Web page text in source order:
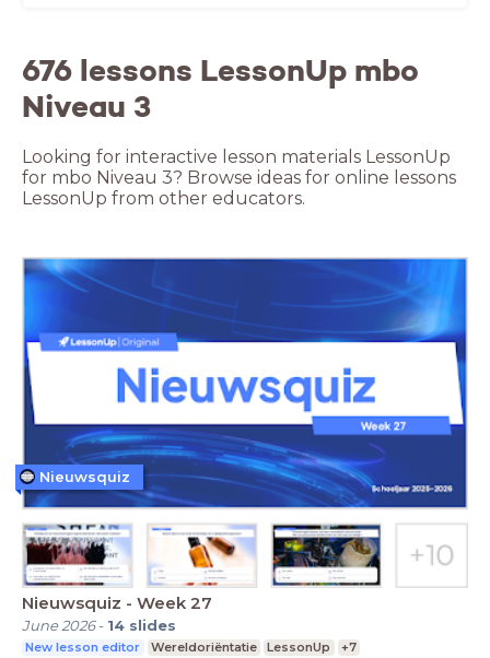
676 lessons LessonUp mbo
Niveau 3
Looking for interactive lesson materials LessonUp
for mbo Niveau 3? Browse ideas for online lessons
LessonUp from other educators.
Nieuwsquiz - Week 27
June 2026- 14 slides
New lesson editor Wereldoriëntatie LessonUp
+7
Nieuwsquiz